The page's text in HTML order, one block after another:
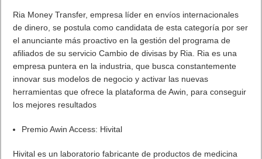
Ria Money Transfer, empresa líder en envíos internacionales
de dinero, se postula como candidata de esta categoría por ser
el anunciante más proactivo en la gestión del programa de
afiliados de su servicio Cambio de divisas by Ria. Ria es una
empresa puntera en la industria, que busca constantemente
innovar sus modelos de negocio y activar las nuevas
herramientas que ofrece la plataforma de Awin, para conseguir
los mejores resultados
Premio Awin Access: Hivital
Hivital es un laboratorio fabricante de productos de medicina